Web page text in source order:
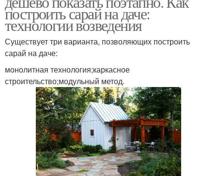
построить сарай на даче:
технологии возведения
Существует три варианта, позволяющих построить
сарай на даче:
монолитная технология;каркасное
строительство;модульный метод.